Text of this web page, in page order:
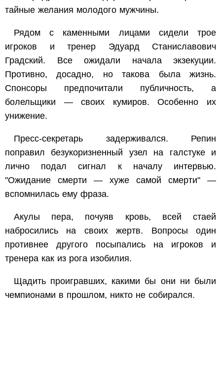
тайные желания молодого мужчины.
Рядом с каменными лицами сидели трое
игроков и тренер Эдуард Станиславович
Градский. Все ожидали начала экзекуции.
Противно, досадно, но такова была жизнь.
Спонсоры предпочитали публичность, а
болельщики — своих кумиров. Особенно их
унижение.
Пресс-секретарь задерживался. Репин
поправил безукоризненный узел на галстуке и
лично подал сигнал к началу интервью.
"Ожидание смерти — хуже самой смерти" —
вспомнилась ему фраза.
Акулы пера, почуяв кровь, всей стаей
набросились на своих жертв. Вопросы один
противнее другого посыпались на игроков и
тренера как из рога изобилия.
Щадить проигравших, какими бы они ни были
чемпионами в прошлом, никто не собирался.